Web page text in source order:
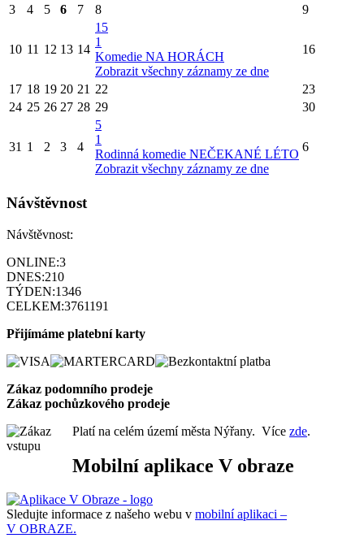
3
4 5 6 7 8 9
10 11 12 13 14
15
1
Komedie NA HORÁCH
Zobrazit všechny záznamy ze dne
16
17 18 19 20 21 22
23
24 25 26 27 28 29 30
31 1 2 3 4
5
1
Rodinná komedie NEČEKANÉ LÉTO
Zobrazit všechny záznamy ze dne
6
Návštěvnost
Návštěvnost:
ONLINE:3
DNES:210
TÝDEN:1346
CELKEM:3761191
Přijímáme platební karty
Zákaz podomního prodeje
Zákaz pochůzkového prodeje
Platí na celém území města Nýřany. Více zde.
Mobilní aplikace V obraze
Sledujte informace z našeho webu v mobilní aplikaci –
V OBRAZE.